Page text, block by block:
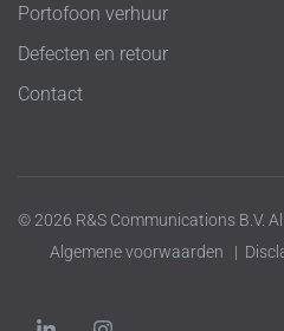
Portofoon verhuur
Defecten en retour
Contact
© 2026 R&S Communications B.V.
Algemene voorwaarden |
I